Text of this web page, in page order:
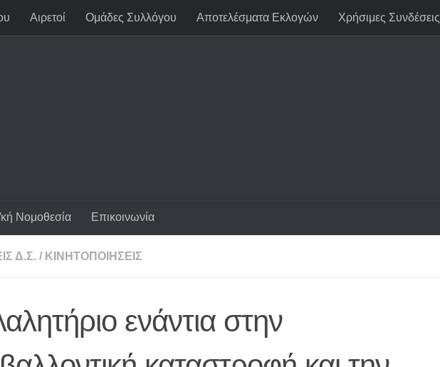
Αιρετοί Ομάδες Συλλόγου Αποτελέσματα Εκλογών Χρήσιμες Συνδέσεις
Νομοθεσία Επικοινωνία
Δ.Σ. / ΚΙΝΗΤΟΠΟΙΉΣΕΙΣ
ενάντια στην